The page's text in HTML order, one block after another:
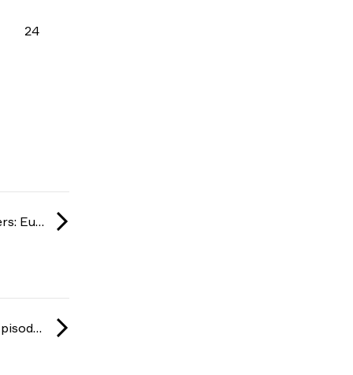
24
BC Game Masters: Europe Series #1 season 2 2026
Stake Ranked Episode 2: Closed Qualifier 2026